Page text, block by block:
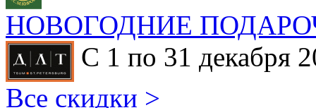
НОВОГОДНИЕ
С 1 по 31 декабря
Все скидки >